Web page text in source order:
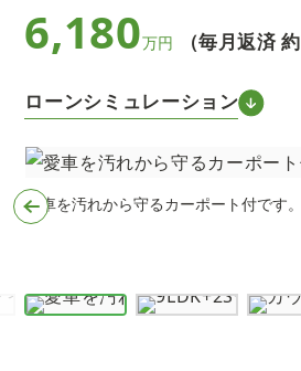
6,180万円 （毎月返済 約
ローンシミュレーション
愛車を汚れから守るカーポート付です。